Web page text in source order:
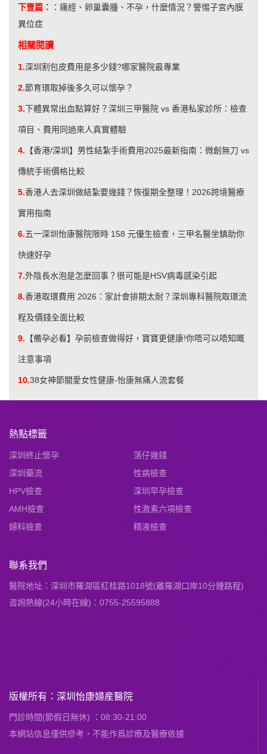
下壹篇：
： 痛經、卵巢囊腫、不孕，什麼情況？警惕子宮內膜
異位症
相關閱讀
1.深圳割包皮費用是多少錢?哪家醫院最專業
2.節育環取掉後多久可以懷孕？
3.下體異常出血點算好？深圳三甲醫院 vs 香港私家診所：檢查
項目、費用同過來人真實體驗
4. 【香港/深圳】男性結紮手術費用2025最新指南：微創無刀 vs
傳統手術價格比較
5.香港人去深圳做結紮要幾錢？恢復期全整理！2026跨境醫療
實用指南
6.五一深圳怡康醫院限時 158 元優生檢查，三甲名醫坐鎮助你
快速好孕
7.外陰長水泡是怎麼回事？很可能是HSV病毒感染引起
8.香港取環費用 2026：家計會排期太耐？深圳專科醫院取環流
程及價錢全面比較
9. 【備孕必看】孕前檢查做得好，寶寶更健康!你唔可以唔知嘅
注意事項
10.38女神節關愛女性健康-怡康無痛人流套餐
熱點標籤
深圳終止懷孕
落仔幾錢
深圳藥流
性病檢查
HPV檢查
深圳早孕檢查
AMH檢查
性激素六項檢查
婦科檢查
精液檢查
聯系我們
醫院地址：深圳市羅湖區紅桂路1018號(離羅湖口岸10分鍾路程)
咨詢熱線(24小時在線)：0755-25595888
版權所有：深圳怡康婦産醫院
門診時間(節假日無休) ：08:30-21:00
本網站信息僅供慘考，不能作爲診療及醫療依據